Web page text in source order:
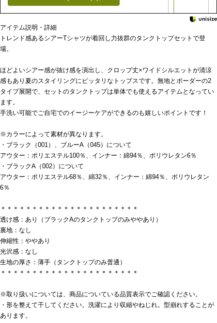
アイテム説明・詳細
トレンド感あるシアーTシャツが着回し力抜群のタンクトップセットで登
場。
ほどよいシアー感が抜け感を演出し、クロップ丈×ワイドシルエットが清涼
感もあり夏のスタイリングにピッタリなトップスです。無地とボーダーの2
タイプ展開で、セットのタンクトップは単体でも使えるアイテムとなってい
ます。
手洗い可能でご自宅でのイージーケアができるのも嬉しいポイントです！
※カラーによって素材が異なります。
・ブラック（001）、ブルーA（045）について
アウター：ポリエステル100％、インナー：綿94％、ポリウレタン6％
・ブラックA（002）について
アウター：ポリエステル68％、綿32％、インナー：綿94％、ポリウレタン
6％
＊＊＊＊＊＊＊＊＊＊＊＊＊＊＊＊＊＊＊＊＊＊
透け感：あり（ブラックAのタンクトップのみややあり）
裏地：なし
伸縮性：ややあり
光沢感：なし
生地の厚さ：薄手（タンクトップのみ普通）
＊＊＊＊＊＊＊＊＊＊＊＊＊＊＊＊＊＊＊＊＊＊
※取り扱いについては、商品についている品質表示でご確認ください。
・形を整えて干してください。洗濯により収縮やねじれ。型崩れすることが
あります。